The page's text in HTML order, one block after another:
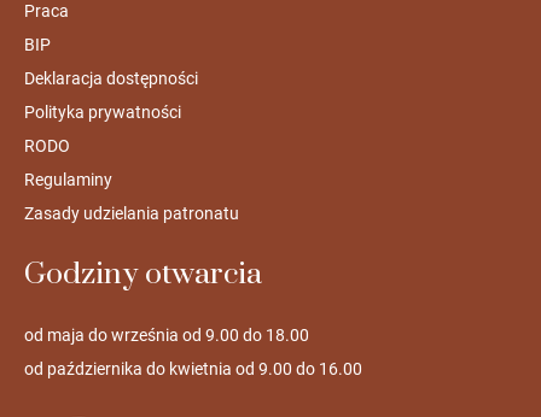
Praca
BIP
Deklaracja dostępności
Polityka prywatności
RODO
Regulaminy
Zasady udzielania patronatu
Godziny otwarcia
od maja do września od 9.00 do 18.00
od października do kwietnia od 9.00 do 16.00